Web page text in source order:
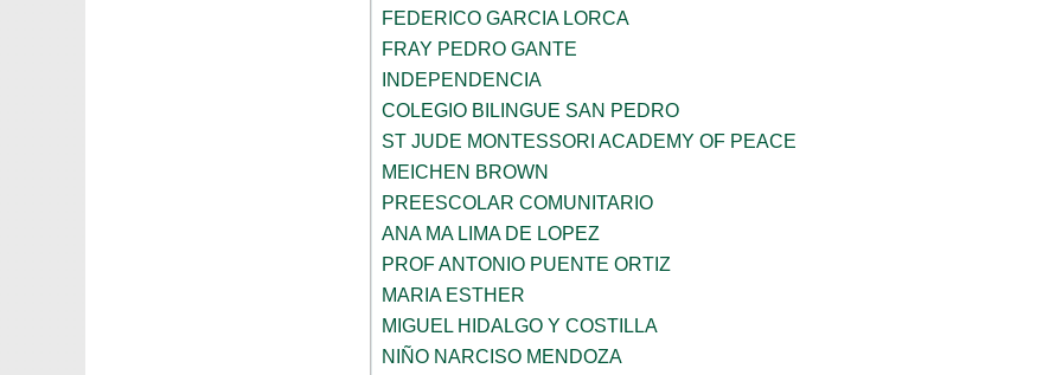
FEDERICO GARCIA LORCA
FRAY PEDRO GANTE
INDEPENDENCIA
COLEGIO BILINGUE SAN PEDRO
ST JUDE MONTESSORI ACADEMY OF PEACE
MEICHEN BROWN
PREESCOLAR COMUNITARIO
ANA MA LIMA DE LOPEZ
PROF ANTONIO PUENTE ORTIZ
MARIA ESTHER
MIGUEL HIDALGO Y COSTILLA
NIÑO NARCISO MENDOZA